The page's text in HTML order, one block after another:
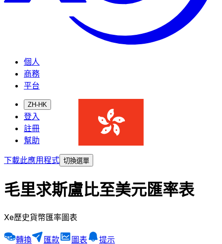
個人
商務
平台
ZH-HK
登入
註冊
幫助
下載此應用程式 切換選單
毛里求斯盧比至美元匯率表
Xe歷史貨幣匯率圖表
轉換 匯款 圖表
提示